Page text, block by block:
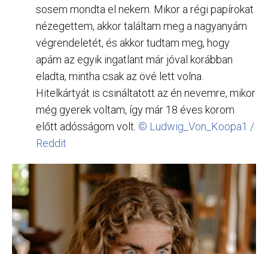
sosem mondta el nekem. Mikor a régi papírokat
nézegettem, akkor találtam meg a nagyanyám
végrendeletét, és akkor tudtam meg, hogy
apám az egyik ingatlant már jóval korábban
eladta, mintha csak az övé lett volna.
Hitelkártyát is csináltatott az én nevemre, mikor
még gyerek voltam, így már 18 éves korom
előtt adósságom volt. © Ludwig_Von_Koopa1 /
Reddit